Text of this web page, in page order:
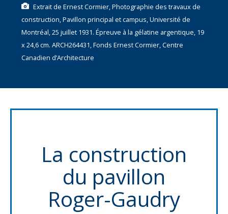
Extrait de Ernest Cormier, Photographie des travaux de
construction, Pavillon principal et campus, Université de
Montréal, 25 juillet 1931. Épreuve à la gélatine argentique, 19
x 24,6 cm. ARCH264431, Fonds Ernest Cormier, Centre
Canadien d’Architecture
La construction
du pavillon
Roger-Gaudry